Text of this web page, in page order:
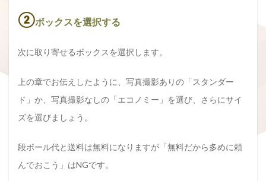
②ボックスを選択する
次に取り寄せるボックスを選択します。
上の章でお伝えしたように、写真撮影ありの「スタンダー
ド」か、写真撮影なしの「エコノミー」を選び、さらにサイ
ズを選びましょう。
段ボール代と送料は無料になりますが「無料だから多めに頼
んでおこう」はNGです。